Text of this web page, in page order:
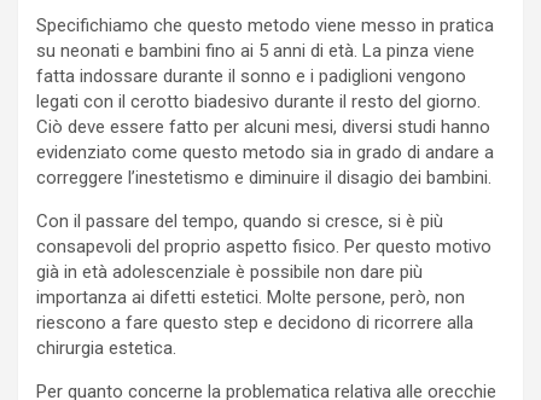
Specifichiamo che questo metodo viene messo in pratica
su neonati e bambini fino ai 5 anni di età. La pinza viene
fatta indossare durante il sonno e i padiglioni vengono
legati con il cerotto biadesivo durante il resto del giorno.
Ciò deve essere fatto per alcuni mesi, diversi studi hanno
evidenziato come questo metodo sia in grado di andare a
correggere l’inestetismo e diminuire il disagio dei bambini.
Con il passare del tempo, quando si cresce, si è più
consapevoli del proprio aspetto fisico. Per questo motivo
già in età adolescenziale è possibile non dare più
importanza ai difetti estetici. Molte persone, però, non
riescono a fare questo step e decidono di ricorrere alla
chirurgia estetica.
Per quanto concerne la problematica relativa alle orecchie